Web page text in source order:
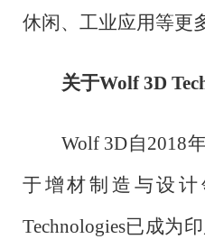
休闲、工业应用等更
关于Wolf 3D
Wolf 3D自2018
于增材制造与设计
Technologies已成为